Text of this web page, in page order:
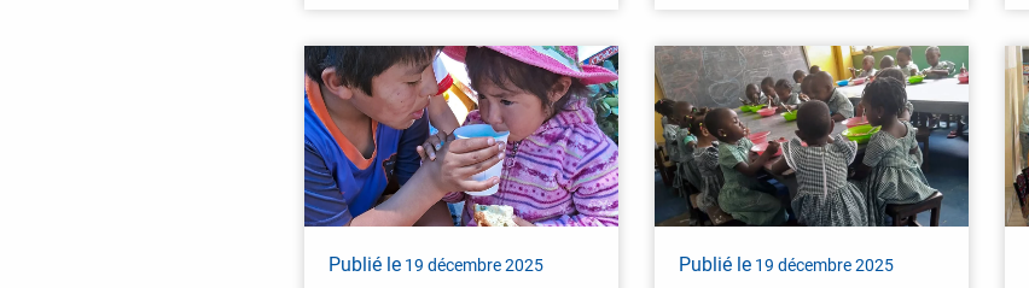
Publié le 19 décembre 2025 Publié le19 décembre 2025